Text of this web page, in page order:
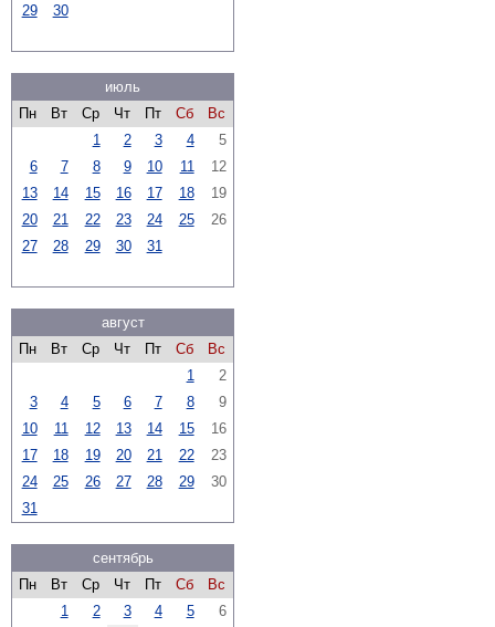
29
30
июль
Пн
Вт Ср Чт Пт Сб
Вс
1
2 3 4
5
6
7 8 9 10 11
12
13
14 15 16 17 18
19
20
21 22 23 24 25
26
27
28 29 30 31
август
Пн
Вт Ср Чт Пт Сб
Вс
1
2
3
4 5 6 7 8
9
10
11 12 13 14 15
16
17
18 19 20 21 22
23
24
25 26 27 28 29
30
31
сентябрь
Пн
Вт Ср Чт Пт Сб
Вс
1
2 3 4 5
6